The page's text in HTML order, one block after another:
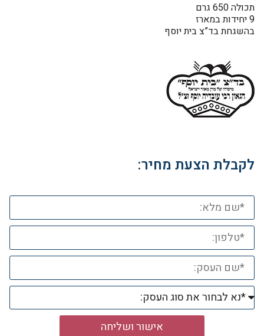
תכולה 650 גרם
9 יחידות במארז
בהשגחת בד”צ בית יוסף
לקבלת הצעת מחיר:
אישור ושליחה